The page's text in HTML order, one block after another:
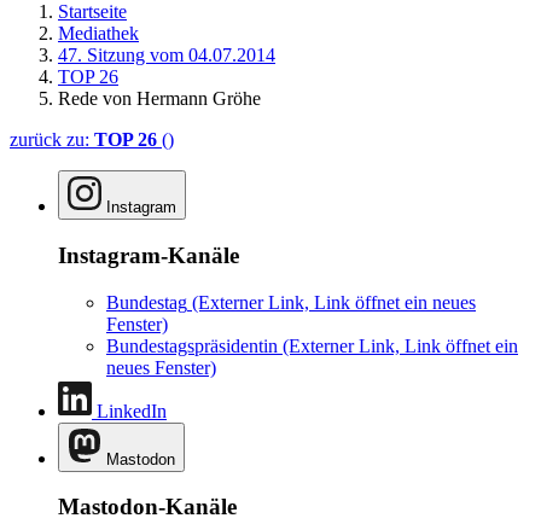
Startseite
Mediathek
47. Sitzung vom 04.07.2014
TOP 26
Rede von Hermann Gröhe
zurück zu: TOP 26 ()
Instagram
Instagram-Kanäle
Bundestag (Externer Link, Link öffnet ein neues
Fenster)
Bundestagspräsidentin (Externer Link, Link öffnet ein
neues Fenster)
LinkedIn
Mastodon
Mastodon-Kanäle